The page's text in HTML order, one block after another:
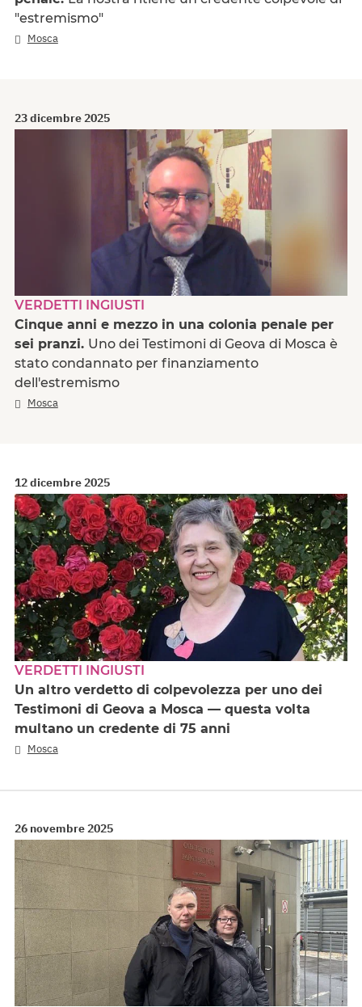
"estremismo"
Mosca
23 dicembre 2025
VERDETTI INGIUSTI
Cinque anni e mezzo in una colonia penale per
sei pranzi. Uno dei Testimoni di Geova di Mosca è
stato condannato per finanziamento
dell'estremismo
Mosca
12 dicembre 2025
VERDETTI INGIUSTI
Un altro verdetto di colpevolezza per uno dei
Testimoni di Geova a Mosca — questa volta
multano un credente di 75 anni
Mosca
26 novembre 2025